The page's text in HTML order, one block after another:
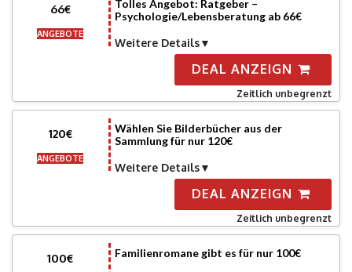
66€
ANGEBOTE
Tolles Angebot: Ratgeber –
Psychologie/Lebensberatung ab 66€
Weitere Details
DEAL ANZEIGN
Zeitlich unbegrenzt
120€
ANGEBOTE
Wählen Sie Bilderbücher aus der
Sammlung für nur 120€
Weitere Details
DEAL ANZEIGN
Zeitlich unbegrenzt
100€
Familienromane gibt es für nur 100€